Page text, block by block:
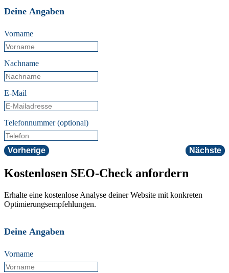
Deine Angaben
Vorname
Nachname
E-Mail
Telefonnummer (optional)
Vorherige Nächste
Kostenlosen SEO-Check anfordern
Erhalte eine kostenlose Analyse deiner Website mit konkreten
Optimierungsempfehlungen.
Deine Angaben
Vorname